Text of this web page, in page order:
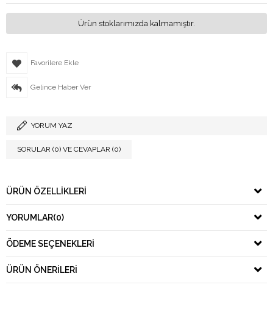
Ürün stoklarımızda kalmamıştır.
Favorilere Ekle
Gelince Haber Ver
YORUM YAZ
SORULAR (0) VE CEVAPLAR (0)
ÜRÜN ÖZELLIKLERI
YORUMLAR(0)
ÖDEME SEÇENEKLERI
ÜRÜN ÖNERILERI